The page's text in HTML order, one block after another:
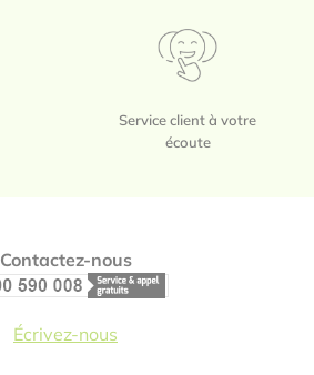
Service client à votre
écoute
Contactez-nous
Écrivez-nous